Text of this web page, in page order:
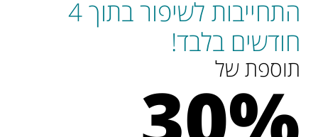
התחייבות לשיפור בתוך 4
חודשים בלבד!
תוספת של